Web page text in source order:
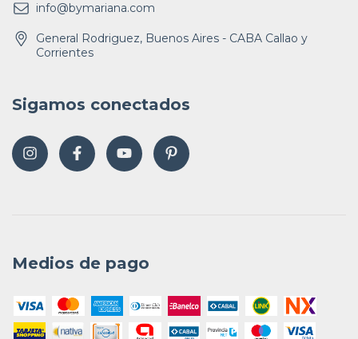
info@bymariana.com
General Rodriguez, Buenos Aires - CABA Callao y
Corrientes
Sigamos conectados
Medios de pago